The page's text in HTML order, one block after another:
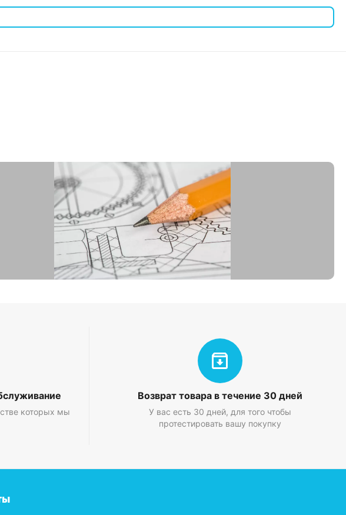
него тяжелое сетевое оборудование.
организовать эффективное и безопасное хранение сетевого
самым строгим требованиям к сетевой инфраструктуре.
которых мы
Возврат товара в течение 30 дней
У вас есть 30 дней, для того чтобы
протестировать вашу покупку